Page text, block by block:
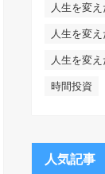
人生を変
人生を変
人生を変
時間投資
人気記事